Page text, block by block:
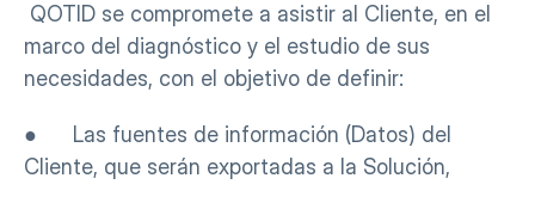
QOTID se compromete a asistir al Cliente, en el
marco del diagnóstico y el estudio de sus
necesidades, con el objetivo de definir:
●      Las fuentes de información (Datos) del
Cliente, que serán exportadas a la Solución,